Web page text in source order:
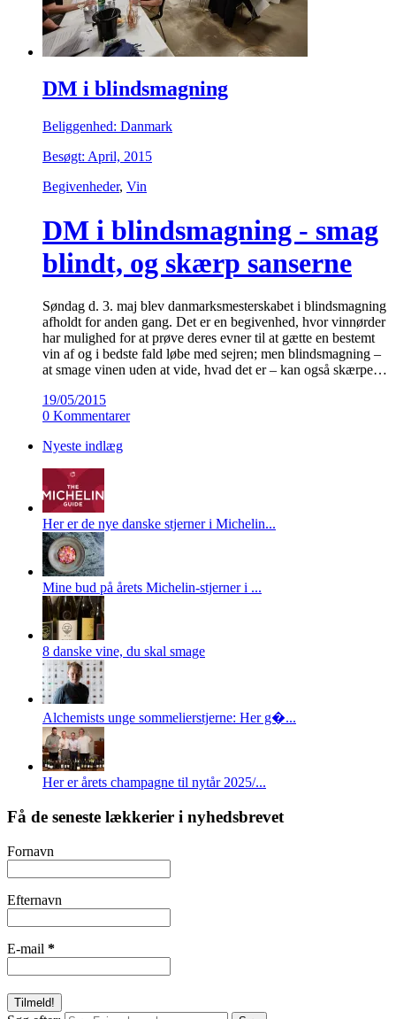
DM i blindsmagning
Beliggenhed: Danmark
Besøgt: April, 2015
Begivenheder, Vin
DM i blindsmagning - smag
blindt, og skærp sanserne
Søndag d. 3. maj blev danmarksmesterskabet i blindsmagning
afholdt for anden gang. Det er en begivenhed, hvor vinnørder
har mulighed for at prøve deres evner til at gætte en bestemt
vin af og i bedste fald løbe med sejren; men blindsmagning –
at smage vinen uden at vide, hvad det er – kan også skærpe…
19/05/2015
0 Kommentarer
Nyeste indlæg
Her er de nye danske stjerner i Michelin...
Mine bud på årets Michelin-stjerner i ...
8 danske vine, du skal smage
Alchemists unge sommelierstjerne: Her g�...
Her er årets champagne til nytår 2025/...
Få de seneste lækkerier i nyhedsbrevet
Fornavn
Efternavn
E-mail *